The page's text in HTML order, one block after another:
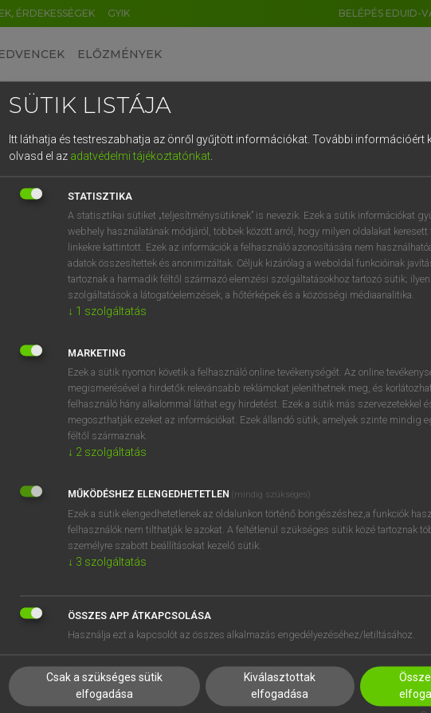
ÉRDEKESSÉGEK GYIK BELÉPÉS EDUID-
ELŐZMÉNYEK
Díjmentes angol szótár
abyssal mn
mélytengeri
tengerfenéki
⚲ abyssalkeresése szótárainkban
EGYÉNI FELHASZNÁLÓKNAK
TANULÓKNAK
VÁLLALATI MEGOLDÁSOK
SÚGÓ
RÓLUNK
SÜTI BEÁLLÍTÁSOK
SÜTIK LISTÁJA
Itt láthatja és testreszabhatja az önről gyűjtött információkat. További információért
olvasd el az adatvédelmi tájékoztatónkat.
STATISZTIKA
A statisztikai sütiket „teljesítménysütiknek” is nevezik. Ezek a sütik információkat
webhely használatának módjáról, többek között arról, hogy milyen oldalakat keresett
linkekre kattintott. Ezek az információk a felhasználó azonosítására nem
adatok összesítettek és anonimizáltak. Céljuk kizárólag a weboldal funkcióinak
tartoznak a harmadik féltől származó elemzési szolgáltatásokhoz tartozó sütik;
szolgáltatások a látogatóelemzések, a hőtérképek és a közösségi médiaanalitika.
↓ 1 szolgáltatás
MARKETING
Ezek a sütik nyomon követik a felhasználó online tevékenységét. Az online
megismerésével a hirdetők relevánsabb reklámokat jeleníthetnek meg, és
felhasználó hány alkalommal láthat egy hirdetést. Ezek a sütik más szervezetekkel
megoszthatják ezeket az információkat. Ezek állandó sütik, amelyek szinte mindig
féltől származnak.
↓ 2 szolgáltatás
MŰKÖDÉSHEZ ELENGEDHETETLEN (mindig szükséges)
Ezek a sütik elengedhetetlenek az oldalunkon történő böngészéshez,a funkciók
felhasználók nem tilthatják le azokat. A feltétlenül szükséges sütik közé tartoznak
személyre szabott beállításokat kezelő sütik.
↓ 3 szolgáltatás
ÖSSZES APP ÁTKAPCSOLÁSA
Használja ezt a kapcsolót az összes alkalmazás engedélyezéséhez/letiltásához.
Csak a szükséges sütik
elfogadása
Kiválasztottak
elfogadása
EN HU DE CN FR ES IT NL
0 1 2 3 4 5 6 7 8 9
q w e r t z u i
a s d f g h j k l é
í y x c v b n m , .